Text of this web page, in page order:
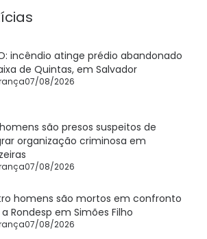
incêndio atinge prédio abandonado
de Quintas, em Salvador
07/08/2026
são presos suspeitos de
organização criminosa em
07/08/2026
homens são mortos em confronto
Rondesp em Simões Filho
07/08/2026